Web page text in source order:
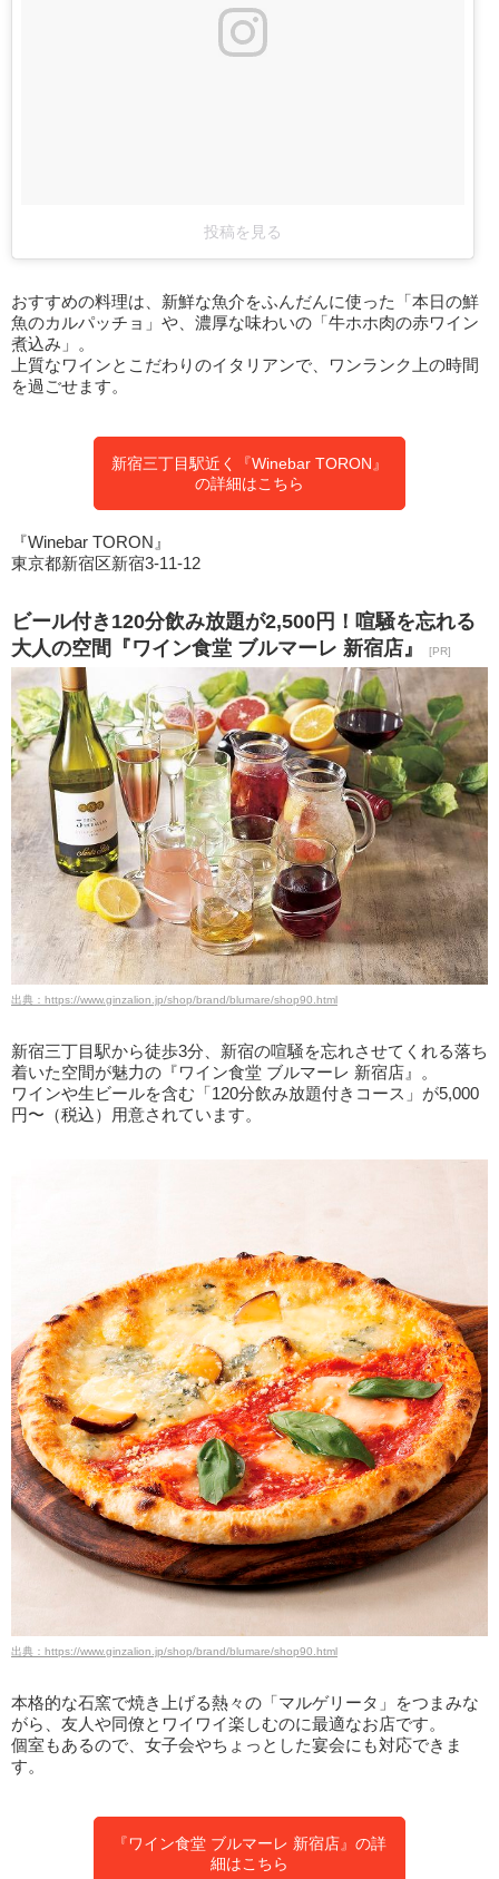
投稿を見る
おすすめの料理は、新鮮な魚介をふんだんに使った「本日の鮮
魚のカルパッチョ」や、濃厚な味わいの「牛ホホ肉の赤ワイン
煮込み」。
上質なワインとこだわりのイタリアンで、ワンランク上の時間
を過ごせます。
新宿三丁目駅近く『Winebar TORON』
の詳細はこちら
『Winebar TORON』
東京都新宿区新宿3-11-12
ビール付き120分飲み放題が2,500円！喧騒を忘れる
大人の空間『ワイン食堂 ブルマーレ 新宿店』
[PR]
出典：https://www.ginzalion.jp/shop/brand/blumare/shop90.html
新宿三丁目駅から徒歩3分、新宿の喧騒を忘れさせてくれる落ち
着いた空間が魅力の『ワイン食堂 ブルマーレ 新宿店』。
ワインや生ビールを含む「120分飲み放題付きコース」が5,000
円〜（税込）用意されています。
出典：https://www.ginzalion.jp/shop/brand/blumare/shop90.html
本格的な石窯で焼き上げる熱々の「マルゲリータ」をつまみな
がら、友人や同僚とワイワイ楽しむのに最適なお店です。
個室もあるので、女子会やちょっとした宴会にも対応できま
す。
『ワイン食堂 ブルマーレ 新宿店』の詳
細はこちら